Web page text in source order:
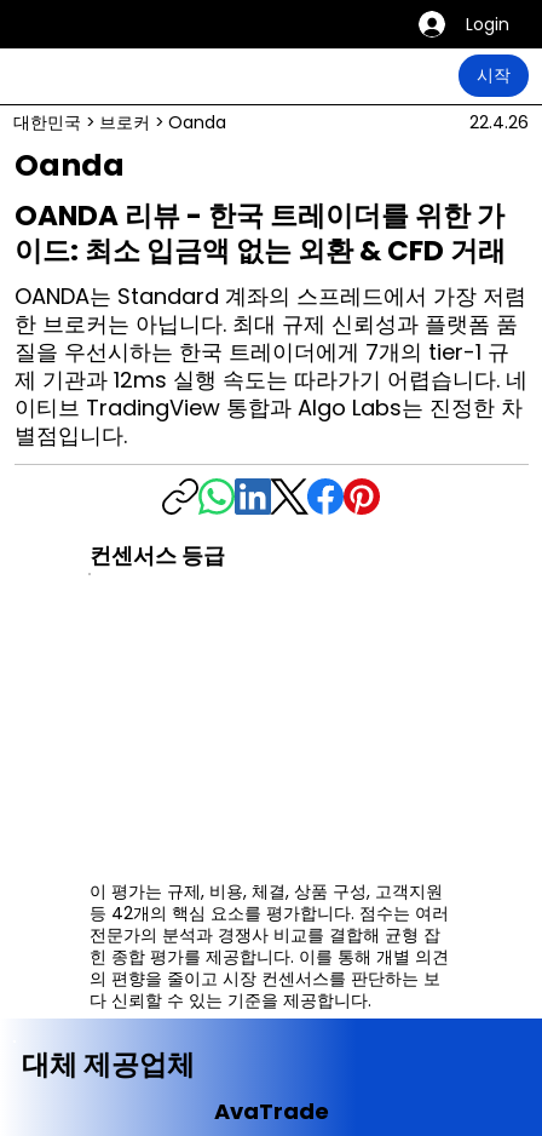
Login
시작
대한민국 > 브로커 > Oanda 22.4.26
Oanda
OANDA 리뷰 - 한국 트레이더를 위한 가
이드: 최소 입금액 없는 외환 & CFD 거래
OANDA는 Standard 계좌의 스프레드에서 가장 저렴
한 브로커는 아닙니다. 최대 규제 신뢰성과 플랫폼 품
질을 우선시하는 한국 트레이더에게 7개의 tier-1 규
제 기관과 12ms 실행 속도는 따라가기 어렵습니다. 네
이티브 TradingView 통합과 Algo Labs는 진정한 차
별점입니다.
컨센서스 등급
이 평가는 규제, 비용, 체결, 상품 구성, 고객지원
등 42개의 핵심 요소를 평가합니다. 점수는 여러
전문가의 분석과 경쟁사 비교를 결합해 균형 잡
힌 종합 평가를 제공합니다. 이를 통해 개별 의견
의 편향을 줄이고 시장 컨센서스를 판단하는 보
다 신뢰할 수 있는 기준을 제공합니다.
대체 제공업체
AvaTrade